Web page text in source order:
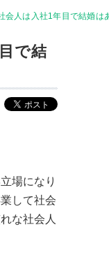
人は入社1年目で結婚は
で結
場になり
して社会
な社会人